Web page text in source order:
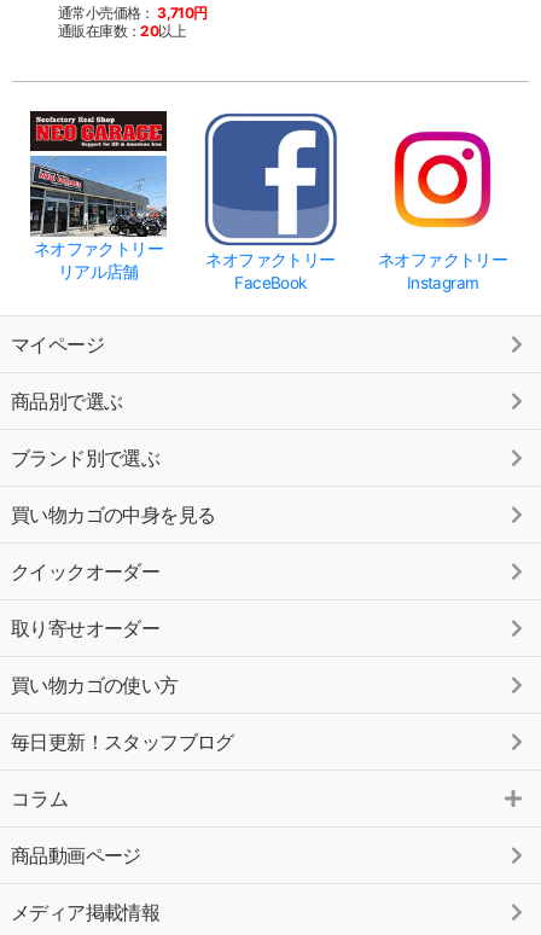
通常小売価格： 3,710円
通販在庫数：20以上
ネオファクトリー
リアル店舗
ネオファクトリー
FaceBook
ネオファクトリー
Instagram
マイページ
商品別で選ぶ
ブランド別で選ぶ
買い物カゴの中身を見る
クイックオーダー
取り寄せオーダー
買い物カゴの使い方
毎日更新！スタッフブログ
コラム
商品動画ページ
メディア掲載情報